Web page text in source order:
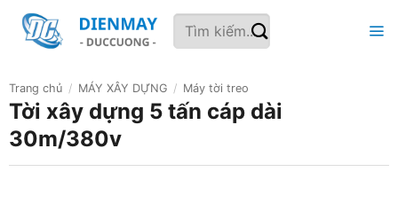
qua
Tìm
kiếm:
Trang chủ / MÁY XÂY DỰNG / Máy tời treo
Tời xây dựng 5 tấn cáp dài
30m/380v